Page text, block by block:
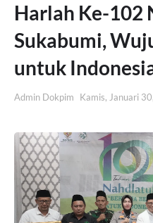
Harlah Ke-102
Sukabumi,
untuk
Admin Dokpim Kamis, Januari